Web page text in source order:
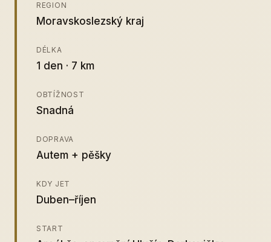
REGION
Moravskoslezský kraj
DÉLKA
1 den · 7 km
OBTÍŽNOST
Snadná
DOPRAVA
Autem + pěšky
KDY JET
Duben–říjen
START